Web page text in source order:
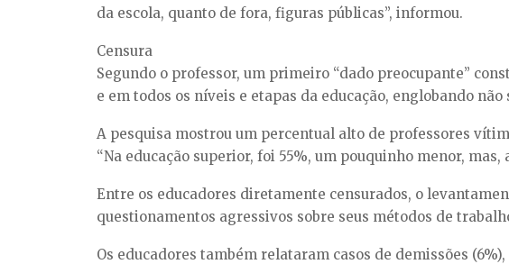
da escola, quanto de fora, figuras públicas”, informou.
Censura
Segundo o professor, um primeiro “dado preocupante”
e em todos os níveis e etapas da educação, englobando
A pesquisa mostrou um percentual alto de professores
“Na educação superior, foi 55%, um pouquinho menor,
Entre os educadores diretamente censurados, o
questionamentos agressivos sobre seus métodos de
Os educadores também relataram casos de demissões